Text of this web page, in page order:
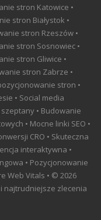
stron Katowice •
stron Białystok •
stron Rzeszów •
stron Sosnowiec •
stron Gliwice •
stron Zabrze •
stron •
• Social media
• Budowanie
• Mocne linki SEO •
CRO • Skuteczna
interaktywna •
• Pozycjonowanie
Web Vitals • © 2026
i najtrudniejsze zlecenia